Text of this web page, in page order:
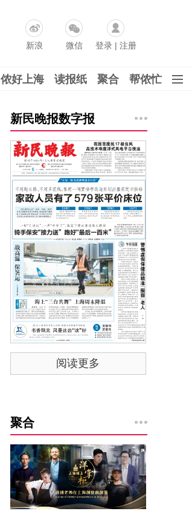
新浪
微信 登录| 注册
侬好上海 读报纸 聚合 帮侬忙
新民晚报数字报
阅读更多
聚合